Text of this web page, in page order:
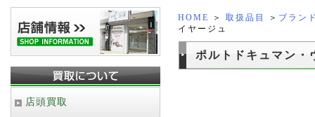
HOME ＞ 取扱品目 ＞ ブラン
イヤージュ
ポルトドキュマン・
店頭買取